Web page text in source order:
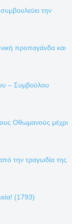
την
προπαγάνδα και
– Συμβούλου
Οθωμανούς μέχρι
την τραγωδία της
(1793)